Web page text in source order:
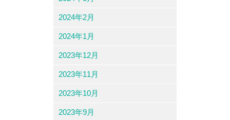
2024年2月
2024年1月
2023年12月
2023年11月
2023年10月
2023年9月